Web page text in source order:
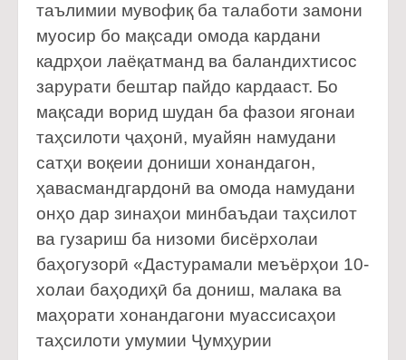
таълимии мувофиқ ба талаботи замони
муосир бо мақсади омода кардани
кадрҳои лаёқатманд ва баландихтисос
зарурати бештар пайдо кардааст. Бо
мақсади ворид шудан ба фазои ягонаи
таҳсилоти ҷаҳонӣ, муайян намудани
сатҳи воқеии дониши хонандагон,
ҳавасмандгардонӣ ва омода намудани
онҳо дар зинаҳои минбаъдаи таҳсилот
ва гузариш ба низоми бисёрхолаи
баҳогузорӣ «Дастурамали меъёрҳои 10-
холаи баҳодиҳӣ ба дониш, малака ва
маҳорати хонандагони муассисаҳои
таҳсилоти умумии Ҷумҳурии